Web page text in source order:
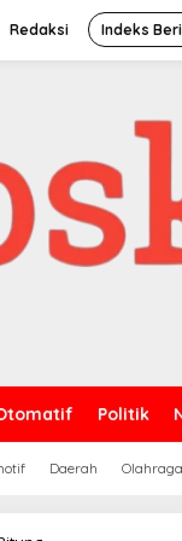
Redaksi Indeks
Politik
Daerah Olahraga